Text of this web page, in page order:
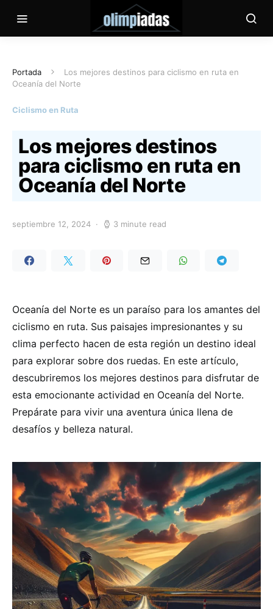
Portada
Los mejores destinos para ciclismo en ruta en
Oceanía del Norte
Ciclismo en Ruta
Los mejores destinos
para ciclismo en ruta en
Oceanía del Norte
septiembre 12, 2024 3 minute read
Oceanía del Norte es un paraíso para los amantes del
ciclismo en ruta. Sus paisajes impresionantes y su
clima perfecto hacen de esta región un destino ideal
para explorar sobre dos ruedas. En este artículo,
descubriremos los mejores destinos para disfrutar de
esta emocionante actividad en Oceanía del Norte.
Prepárate para vivir una aventura única llena de
desafíos y belleza natural.